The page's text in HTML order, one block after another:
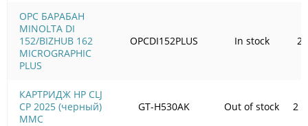
OPC БАРАБАН
MINOLTA DI
152/BIZHUB 162
MICROGRAPHIC
PLUS
КАРТРИДЖ HP CLJ
CP 2025 (черный)
MMC
OPCDI152PLUS In stock
GT-H530AK Out of stock 2